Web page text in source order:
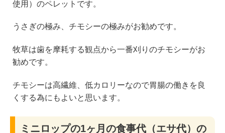
使用）のペレットです。
うさぎの極み、チモシーの極みがお勧めです。
牧草は歯を摩耗する観点から一番刈りのチモシーがお
勧めです。
チモシーは高繊維、低カロリーなので胃腸の働きを良
くする為にもよいと思います。
ミニロップの1ヶ月の食事代（エサ代）の